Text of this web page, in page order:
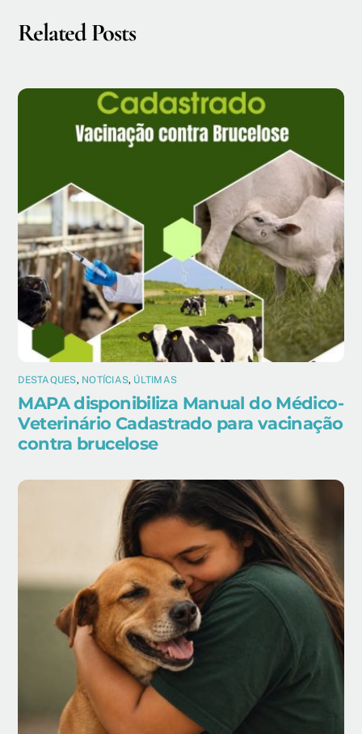
Related Posts
DESTAQUES, NOTÍCIAS, ÚLTIMAS
MAPA disponibiliza Manual do Médico-
Veterinário Cadastrado para vacinação
contra brucelose